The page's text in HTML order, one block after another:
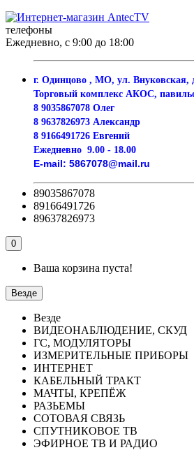
телефоны
Ежедневно, с 9:00 до 18:00
г. Одинцово , МО, ул. Внуковская,
Торговый комплекс АКОС,
8 9035867078 Олег
8 9637826973 Александр
8 9166491726 Евгений
Ежедневно 9.00 - 18.00
E-mail: 5867078@mail.ru
89035867078
89166491726
89637826973
0
Ваша корзина пуста!
Везде
Везде
ВИДЕОНАБЛЮДЕНИЕ, СКУД
ГС, МОДУЛЯТОРЫ
ИЗМЕРИТЕЛЬНЫЕ ПРИБОРЫ
ИНТЕРНЕТ
КАБЕЛЬНЫЙ ТРАКТ
МАЧТЫ, КРЕПЁЖ
РАЗЬЕМЫ
СОТОВАЯ СВЯЗЬ
СПУТНИКОВОЕ ТВ
ЭФИРНОЕ ТВ И РАДИО